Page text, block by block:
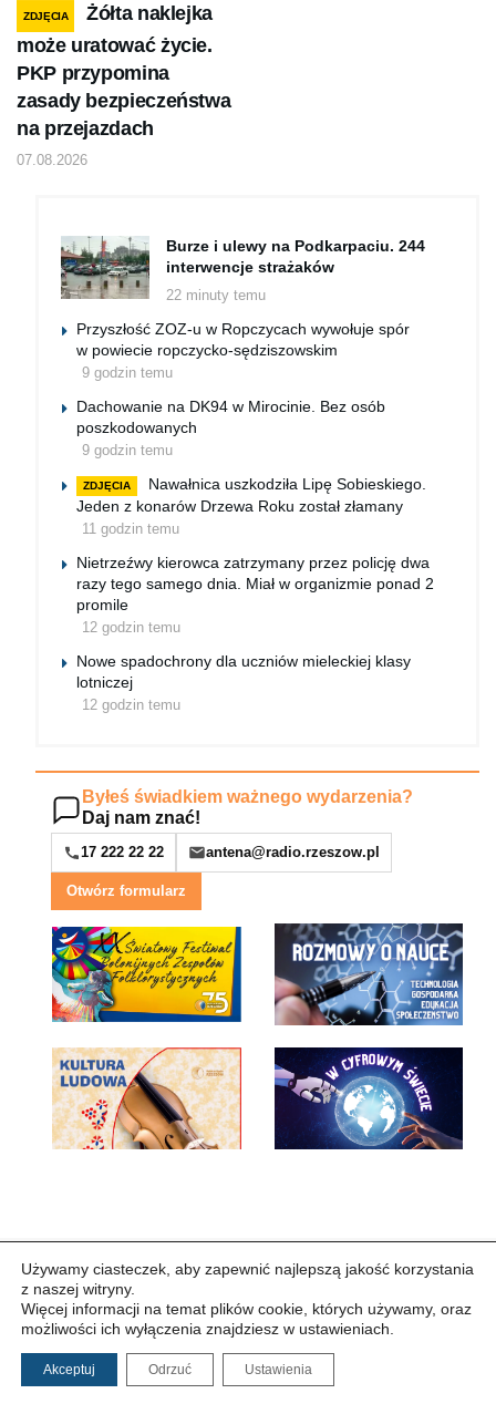
ZDJĘCIA
Żółta naklejka
może uratować życie.
PKP przypomina
zasady bezpieczeństwa
na przejazdach
07.08.2026
Burze i ulewy na Podkarpaciu. 244
interwencje strażaków
22 minuty temu
Przyszłość ZOZ-u w Ropczycach wywołuje spór
w powiecie ropczycko-sędziszowskim
9 godzin temu
Dachowanie na DK94 w Mirocinie. Bez osób
poszkodowanych
9 godzin temu
ZDJĘCIA
Nawałnica uszkodziła Lipę Sobieskiego.
Jeden z konarów Drzewa Roku został złamany
11 godzin temu
Nietrzeźwy kierowca zatrzymany przez policję dwa
razy tego samego dnia. Miał w organizmie ponad 2
promile
12 godzin temu
Nowe spadochrony dla uczniów mieleckiej klasy
lotniczej
12 godzin temu
Byłeś świadkiem ważnego wydarzenia?
Daj nam znać!
17 222 22 22 antena@radio.rzeszow.pl
Otwórz formularz
Copyright © 2026Polskie Radio Rzeszów S.A. w likwidacj.
Wszelkie prawa zastrzeżone.
Używamy ciasteczek, aby zapewnić najlepszą jakość korzystania
z naszej witryny.
Więcej informacji na temat plików cookie, których używamy, oraz
możliwości ich wyłączenia znajdziesz w ustawieniach.
Akceptuj Odrzuć Ustawienia